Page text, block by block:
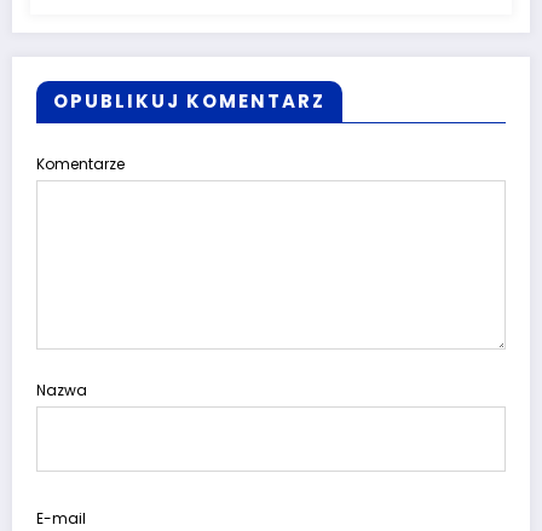
OPUBLIKUJ KOMENTARZ
Komentarze
Nazwa
E-mail